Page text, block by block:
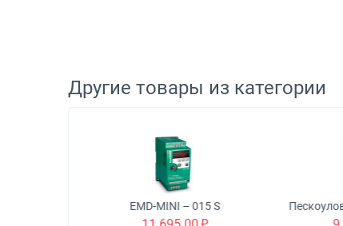
Другие товары из категории
EMD-MINI – 015 S